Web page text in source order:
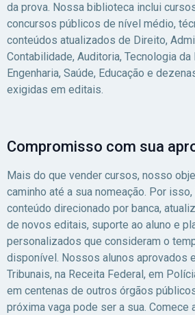
da prova. Nossa biblioteca inclui
concursos públicos de nível médio,
conteúdos atualizados de Direito,
Contabilidade, Auditoria, Tecnologia da
Engenharia, Saúde, Educação e
exigidas em editais.
Compromisso com sua
Mais do que vender cursos, nosso
caminho até a sua nomeação. Por
conteúdo direcionado por banca,
de novos editais, suporte ao aluno e
personalizados que consideram o
disponível. Nossos alunos aprovados
Tribunais, na Receita Federal, em
em centenas de outros órgãos
próxima vaga pode ser a sua. Comece